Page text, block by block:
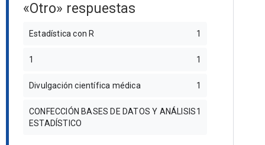
«Otro» respuestas
Estadística con R 1
1 1
Divulgación científica médica 1
CONFECCIÓN BASES DE DATOS Y ANÁLISIS
ESTADÍSTICO
1